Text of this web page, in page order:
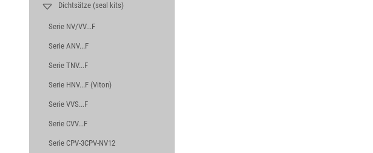
Dichtsätze (seal kits)
Serie NV/VV...F
Serie ANV...F
Serie TNV...F
Serie HNV...F (Viton)
Serie VVS...F
Serie CVV...F
Serie CPV-3CPV-NV12